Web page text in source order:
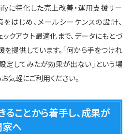
に特化した売上改善・運用支援サー
をはじめ、メールシーケンスの設計、
クアウト最適化まで、データにもとづ
提供しています。「何から手をつけれ
定してみたが効果が出ない」という場
気軽にご利用ください。
ることから着手し、成果が
へ